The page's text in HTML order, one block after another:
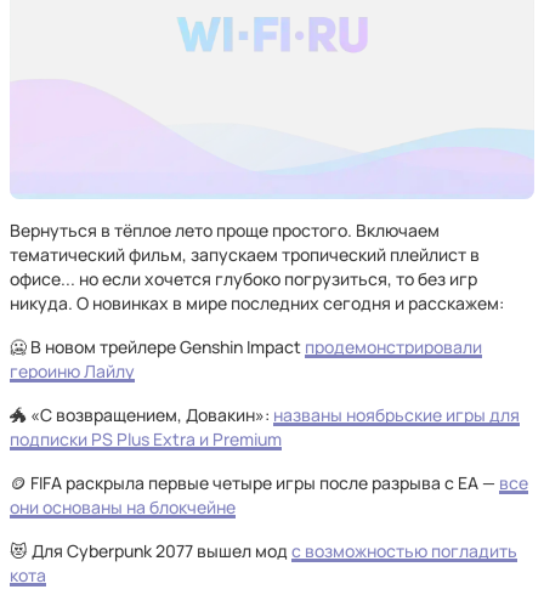
Вернуться в тёплое лето проще простого. Включаем
тематический фильм, запускаем тропический плейлист в
офисе... но если хочется глубоко погрузиться, то без игр
никуда. О новинках в мире последних сегодня и расскажем:
🥶 В новом трейлере Genshin Impact продемонстрировали
героиню Лайлу
🐲 «С возвращением, Довакин»: названы ноябрьские игры для
подписки PS Plus Extra и Premium
🪙 FIFA раскрыла первые четыре игры после разрыва с EA — все
они основаны на блокчейне
😻 Для Cyberpunk 2077 вышел модс возможностью погладить
кота